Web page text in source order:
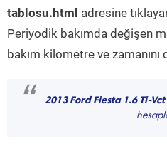
tablosu.html adresine
Periyodik bakımda değişen
bakım kilometre ve
“ 2013 Ford Fiesta 1.6 Ti-Vct